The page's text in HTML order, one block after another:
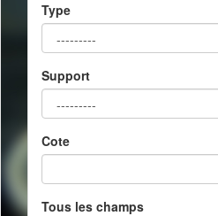
Type
Support
Cote
Tous les champs